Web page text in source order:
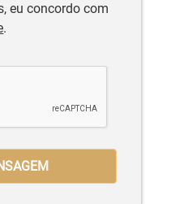
eu concordo com
.